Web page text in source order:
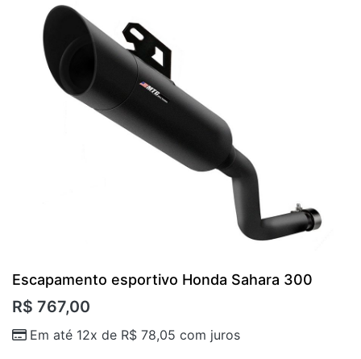
Escapamento esportivo Honda Sahara 300
R$ 767,00
Em até 12x de R$ 78,05 com juros